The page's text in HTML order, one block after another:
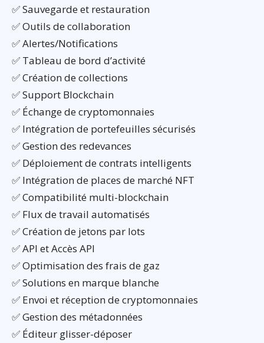
✅ Sauvegarde et restauration
✅ Outils de collaboration
✅ Alertes/Notifications
✅ Tableau de bord d’activité
✅ Création de collections
✅ Support Blockchain
✅ Échange de cryptomonnaies
✅ Intégration de portefeuilles sécurisés
✅ Gestion des redevances
✅ Déploiement de contrats intelligents
✅ Intégration de places de marché NFT
✅ Compatibilité multi-blockchain
✅ Flux de travail automatisés
✅ Création de jetons par lots
✅ API et Accès API
✅ Optimisation des frais de gaz
✅ Solutions en marque blanche
✅ Envoi et réception de cryptomonnaies
✅ Gestion des métadonnées
✅ Éditeur glisser-déposer